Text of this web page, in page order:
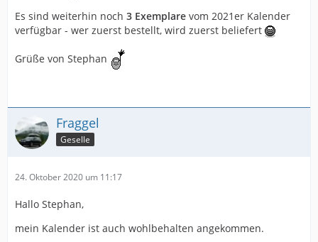
Es sind weiterhin noch 3 Exemplare vom 2021er Kalender
verfügbar - wer zuerst bestellt, wird zuerst beliefert
Grüße von Stephan
Fraggel
Geselle
24. Oktober 2020 um 11:17
Hallo Stephan,
mein Kalender ist auch wohlbehalten angekommen.